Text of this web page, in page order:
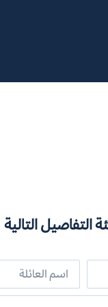
التفاصيل التالية